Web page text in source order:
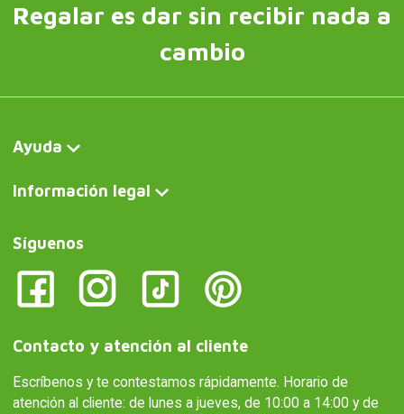
Regalar es dar sin recibir nada a
cambio
Ayuda
Información legal
Síguenos
Contacto y atención al cliente
Escríbenos y te contestamos rápidamente. Horario de
atención al cliente: de lunes a jueves, de 10:00 a 14:00 y de